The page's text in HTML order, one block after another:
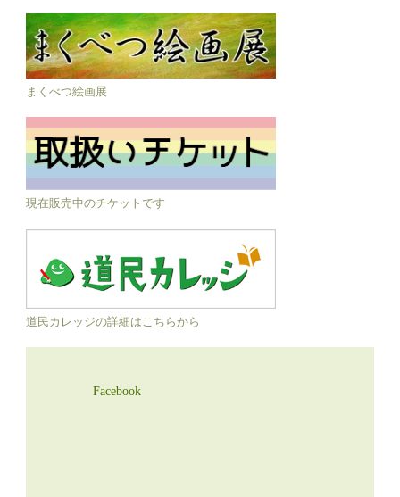
まくべつ絵画展
現在販売中のチケットです
道民カレッジの詳細はこちらから
Facebook